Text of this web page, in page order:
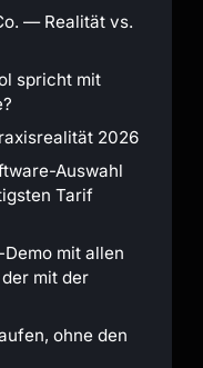
— Realität vs.
spricht mit
2026
Auswahl
Tarif
mit allen
mit der
ohne den